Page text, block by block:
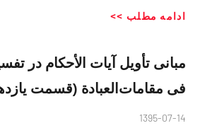
ادامه مطلب >>
مبانی تأویل آیات الأحکام در
فی مقامات‌العبادة (قسمت
1395-07-14